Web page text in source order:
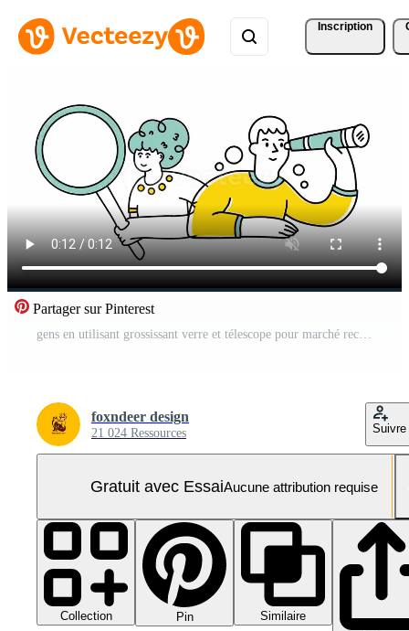
Inscription
Partager sur Pinterest
gens en utilisant grossissant verre et télescope pour marché recherche vision Vidéo Pro
foxndeer design
21 024 Ressources Suivre
Gratuit avec EssaiAucune attribution requise
Collection Pin
Similaire